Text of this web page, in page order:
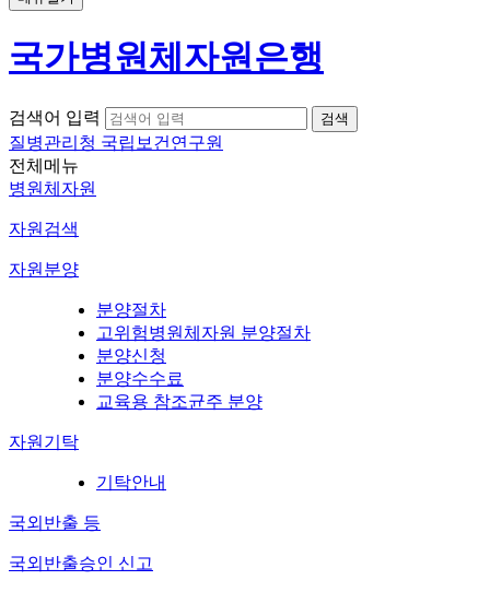
국가병원체자원은행
검색어 입력
질병관리청 국립보건연구원
전체메뉴
병원체자원
자원검색
자원분양
분양절차
고위험병원체자원 분양절차
분양신청
분양수수료
교육용 참조균주 분양
자원기탁
기탁안내
국외반출 등
국외반출승인 신고